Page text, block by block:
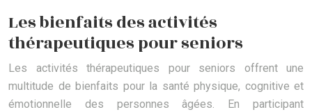
Les bienfaits des activités
thérapeutiques pour seniors
Les activités thérapeutiques pour seniors offrent une
multitude de bienfaits pour la santé physique, cognitive et
émotionnelle des personnes âgées. En participant